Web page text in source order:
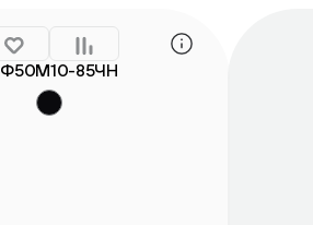
Ф50М10-85ЧН